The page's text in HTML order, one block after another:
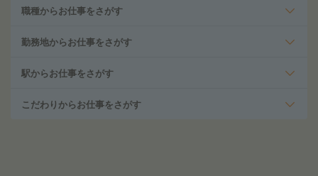
職種からお仕事をさがす
勤務地からお仕事をさがす
駅からお仕事をさがす
こだわりからお仕事をさがす